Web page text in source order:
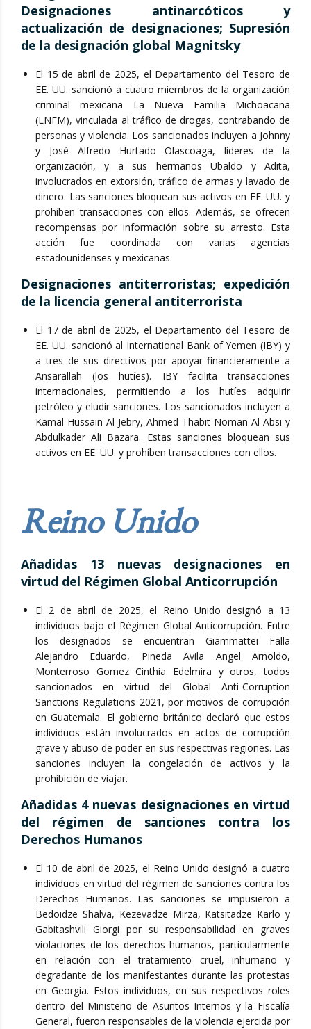
Designaciones antinarcóticos y
actualización de designaciones; Supresión
de la designación global Magnitsky
El 15 de abril de 2025, el Departamento del Tesoro de
EE. UU. sancionó a cuatro miembros de la organización
criminal mexicana La Nueva Familia Michoacana
(LNFM), vinculada al tráfico de drogas, contrabando de
personas y violencia. Los sancionados incluyen a Johnny
y José Alfredo Hurtado Olascoaga, líderes de la
organización, y a sus hermanos Ubaldo y Adita,
involucrados en extorsión, tráfico de armas y lavado de
dinero. Las sanciones bloquean sus activos en EE. UU. y
prohíben transacciones con ellos. Además, se ofrecen
recompensas por información sobre su arresto. Esta
acción fue coordinada con varias agencias
estadounidenses y mexicanas.
Designaciones antiterroristas; expedición
de la licencia general antiterrorista
El 17 de abril de 2025, el Departamento del Tesoro de
EE. UU. sancionó al International Bank of Yemen (IBY) y
a tres de sus directivos por apoyar financieramente a
Ansarallah (los hutíes). IBY facilita transacciones
internacionales, permitiendo a los hutíes adquirir
petróleo y eludir sanciones. Los sancionados incluyen a
Kamal Hussain Al Jebry, Ahmed Thabit Noman Al-Absi y
Abdulkader Ali Bazara. Estas sanciones bloquean sus
activos en EE. UU. y prohíben transacciones con ellos.
Reino Unido
Añadidas 13 nuevas designaciones en
virtud del Régimen Global Anticorrupción
El 2 de abril de 2025, el Reino Unido designó a 13
individuos bajo el Régimen Global Anticorrupción. Entre
los designados se encuentran Giammattei Falla
Alejandro Eduardo, Pineda Avila Angel Arnoldo,
Monterroso Gomez Cinthia Edelmira y otros, todos
sancionados en virtud del Global Anti-Corruption
Sanctions Regulations 2021, por motivos de corrupción
en Guatemala. El gobierno británico declaró que estos
individuos están involucrados en actos de corrupción
grave y abuso de poder en sus respectivas regiones. Las
sanciones incluyen la congelación de activos y la
prohibición de viajar.
Añadidas 4 nuevas designaciones en virtud
del régimen de sanciones contra los
Derechos Humanos
El 10 de abril de 2025, el Reino Unido designó a cuatro
individuos en virtud del régimen de sanciones contra los
Derechos Humanos. Las sanciones se impusieron a
Bedoidze Shalva, Kezevadze Mirza, Katsitadze Karlo y
Gabitashvili Giorgi por su responsabilidad en graves
violaciones de los derechos humanos, particularmente
en relación con el tratamiento cruel, inhumano y
degradante de los manifestantes durante las protestas
en Georgia. Estos individuos, en sus respectivos roles
dentro del Ministerio de Asuntos Internos y la Fiscalía
General, fueron responsables de la violencia ejercida por